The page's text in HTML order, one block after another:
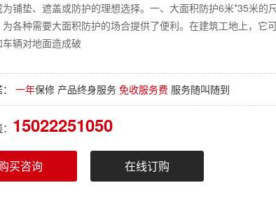
铺垫、遮盖或防护的理想选择。一、大面积防护6米*35米的
为各种需要大面积防护的场合提供了便利。在建筑工地上，它
辆对地面造成破
一年保修 产品终身服务 免收服务费 服务随叫随到
15022251050
买咨询 在线订购